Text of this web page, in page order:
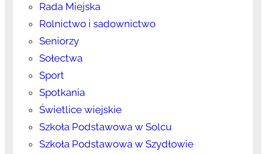
Rada Miejska
Rolnictwo i sadownictwo
Seniorzy
Sołectwa
Sport
Spotkania
Świetlice wiejskie
Szkoła Podstawowa w Solcu
Szkoła Podstawowa w Szydłowie